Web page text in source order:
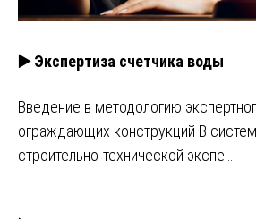
▶️ Экспертиза счетчика воды
Введение в методологию
ограждающих конструкций В
строительно-технической экспе…